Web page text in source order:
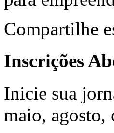
Compartilhe
Inscrições
Inicie sua
maio, agosto,